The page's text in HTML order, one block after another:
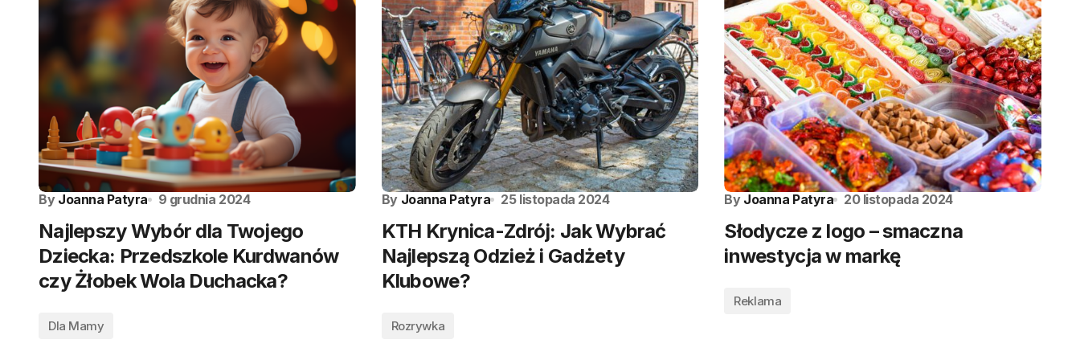
By Joanna Patyra 9 grudnia 2024
Najlepszy Wybór dla Twojego
Dziecka: Przedszkole Kurdwanów
czy Żłobek Wola Duchacka?
Dla Mamy
By Joanna Patyra 25 listopada 2024
KTH Krynica-Zdrój: Jak Wybrać
Najlepszą Odzież i Gadżety
Klubowe?
Rozrywka
By Joanna Patyra 20 listopada 2024
Słodycze z logo – smaczna
inwestycja w markę
Reklama